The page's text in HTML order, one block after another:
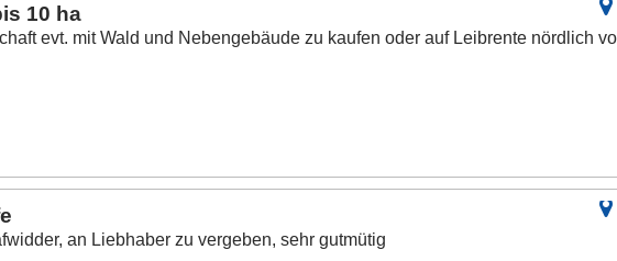
10 ha
evt. mit Wald und Nebengebäude zu kaufen oder auf Leibrente nördlich
an Liebhaber zu vergeben, sehr gutmütig